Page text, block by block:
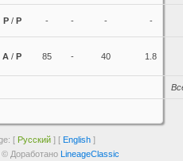
P/ P - - - -
A / P 85 - 40 1.8
[ Русский ] [ English ]
Доработано LineageClassic